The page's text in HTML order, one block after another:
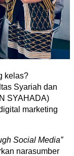
kelas?
Syariah dan
SYAHADA)
marketing
Social Media”
narasumber